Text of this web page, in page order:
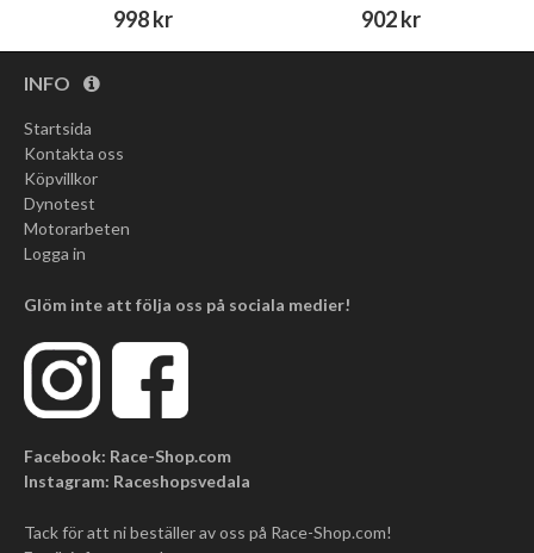
998 kr 902 kr
INFO
Startsida
Kontakta oss
Köpvillkor
Dynotest
Motorarbeten
Logga in
Glöm inte att följa oss på sociala medier!
Facebook: Race-Shop.com
Instagram: Raceshopsvedala
Tack för att ni beställer av oss på Race-Shop.com!